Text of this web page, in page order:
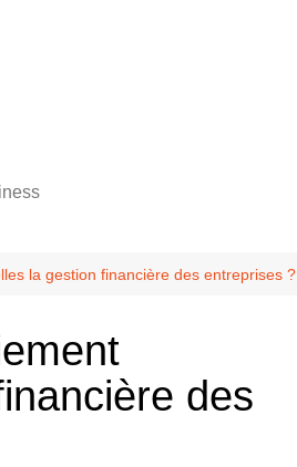
la gestion financière des entreprises ?
des